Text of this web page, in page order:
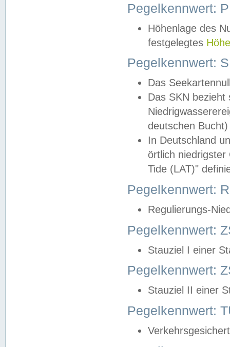
Pegelkennwert:
Höhenlage des
festgelegtes
Pegelkennwert:
Das
Das SKN
deutschen
In Deutschland
örtlich
Tide (LAT)"
Pegelkennwert:
Regulierungs-
Pegelkennwert:
Stauziel I einer
Pegelkennwert:
Stauziel II einer
Pegelkennwert: